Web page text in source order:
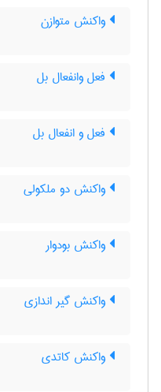
واکنش متوازن
فعل وانفعال بل
فعل و انفعال بل
واکنش دو ملکولی
واکنش بودوار
واکنش گیر اندازی
واکنش کاتدی